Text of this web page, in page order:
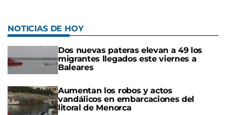
NOTICIAS DE HOY
Dos nuevas pateras elevan a 49 los
migrantes llegados este viernes a
Baleares
Aumentan los robos y actos
vandálicos en embarcaciones del
litoral de Menorca